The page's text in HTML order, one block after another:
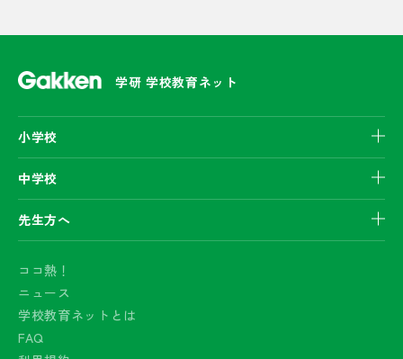
学研 学校教育ネット
小学校
中学校
先生方へ
ココ熱！
ニュース
学校教育ネットとは
FAQ